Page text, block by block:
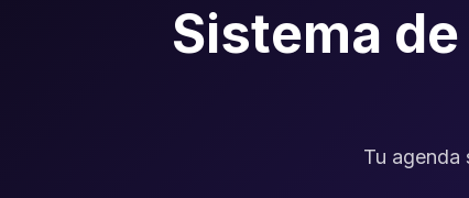
Sistema
Tu agenda